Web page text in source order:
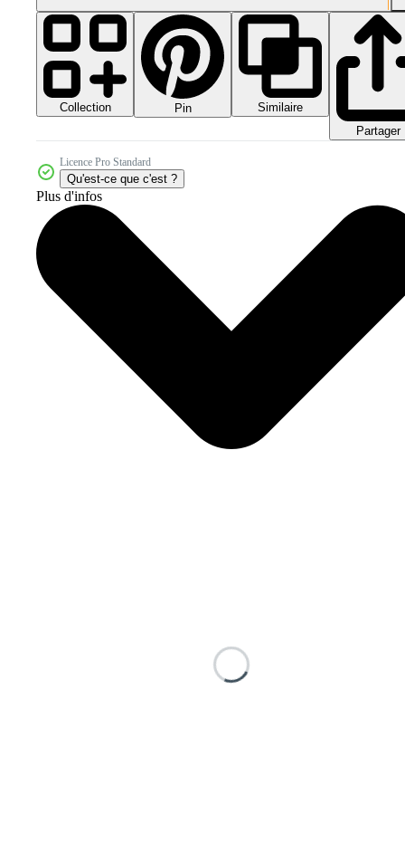
Collection Pin
Similaire
Partager
Licence Pro Standard
Qu'est-ce que c'est ?
Plus d'infos